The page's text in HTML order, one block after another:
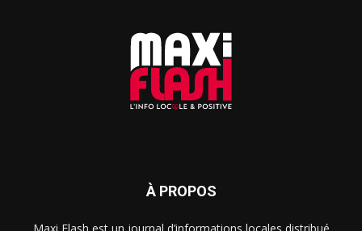
À PROPOS
Maxi Flash est un journal d’informations locales distribué